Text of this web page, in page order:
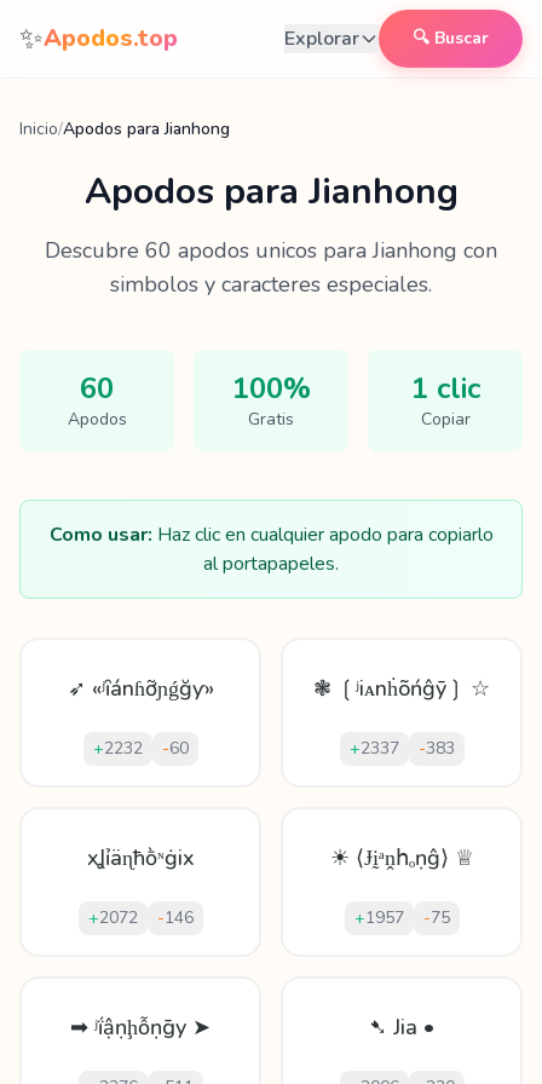
Saltar al contenido
✨Apodos.top Explorar 🔍 Buscar
Inicio/Apodos para Jianhong
Apodos para Jianhong
Descubre 60 apodos unicos paraJianhong con
simbolos y caracteres especiales.
60
Apodos
100%
Gratis
1 clic
Copiar
Como usar: Haz clic en cualquier apodo para copiarlo
al portapapeles.
➶ «ʲȋánɦỡɲǵğƴ»
+2232 -60
❃ ❲ʲiᴀnḣõńĝȳ❳ ☆
+2337 -383
xꞲỉäɳħṑᶰġix
+2072 -146
☀ ⟨Ɉḭᵃṋհₒṇĝ⟩ ♕
+1957 -75
➡ ʲḯậṇḩỗṇḡy ➤ ➷ Jia •